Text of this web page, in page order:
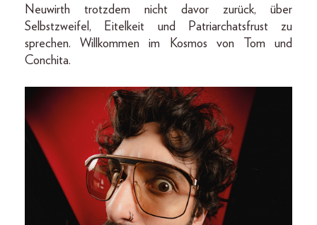
Neuwirth trotzdem nicht davor zurück, über
Selbstzweifel, Eitelkeit und Patriarchats­frust zu
sprechen. Willkommen im Kosmos von Tom und
Conchita.